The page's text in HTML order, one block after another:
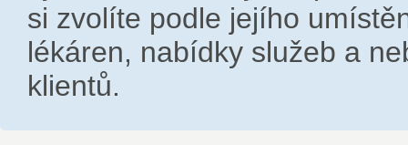
si zvolíte podle jejího
lékáren, nabídky služeb a
klientů.